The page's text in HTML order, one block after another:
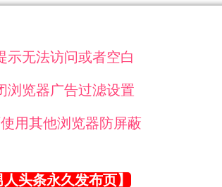
示无法访问或者空白
浏览器广告过滤设置
用其他浏览器防屏蔽
人头条永久发布页】